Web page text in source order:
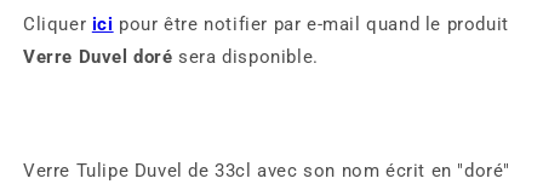
doré
doré
Cliquer ici pour être notifier par e-mail quand le produit
Verre Duvel doré sera disponible.
Verre Tulipe Duvel de 33cl avec son nom écrit en "doré"